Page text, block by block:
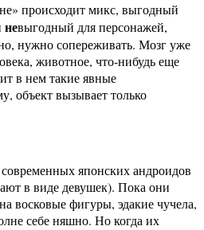
происходит микс, выгодный
невыгодный для персонажей,
нужно сопереживать. Мозг уже
животное, что-нибудь еще
в нем такие явные
объект вызывает только
японских андроидов
в виде девушек). Пока они
восковые фигуры, эдакие чучела,
себе няшно. Но когда их